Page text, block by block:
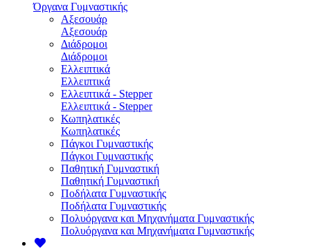
Όργανα Γυμναστικής
Αξεσουάρ
Αξεσουάρ
Διάδρομοι
Διάδρομοι
Ελλειπτικά
Ελλειπτικά
Ελλειπτικά - Stepper
Ελλειπτικά - Stepper
Κωπηλατικές
Κωπηλατικές
Πάγκοι Γυμναστικής
Πάγκοι Γυμναστικής
Παθητική Γυμναστική
Παθητική Γυμναστική
Ποδήλατα Γυμναστικής
Ποδήλατα Γυμναστικής
Πολυόργανα και Μηχανήματα Γυμναστικής
Πολυόργανα και Μηχανήματα Γυμναστικής